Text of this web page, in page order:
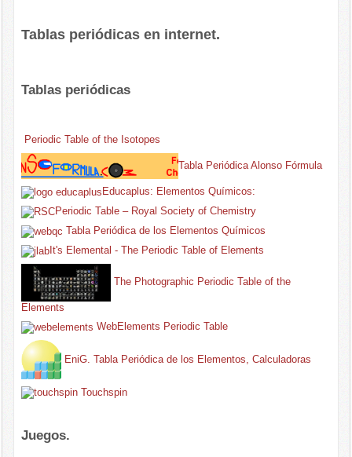
Tablas periódicas en internet.
Tablas periódicas
Periodic Table of the Isotopes
Tabla Periódica Alonso Fórmula
Educaplus: Elementos Químicos:
Periodic Table – Royal Society of Chemistry
Tabla Periódica de los Elementos Químicos
It's Elemental - The Periodic Table of Elements
The Photographic Periodic Table of the
Elements
WebElements Periodic Table
EniG. Tabla Periódica de los Elementos, Calculadoras
Touchspin
Juegos.